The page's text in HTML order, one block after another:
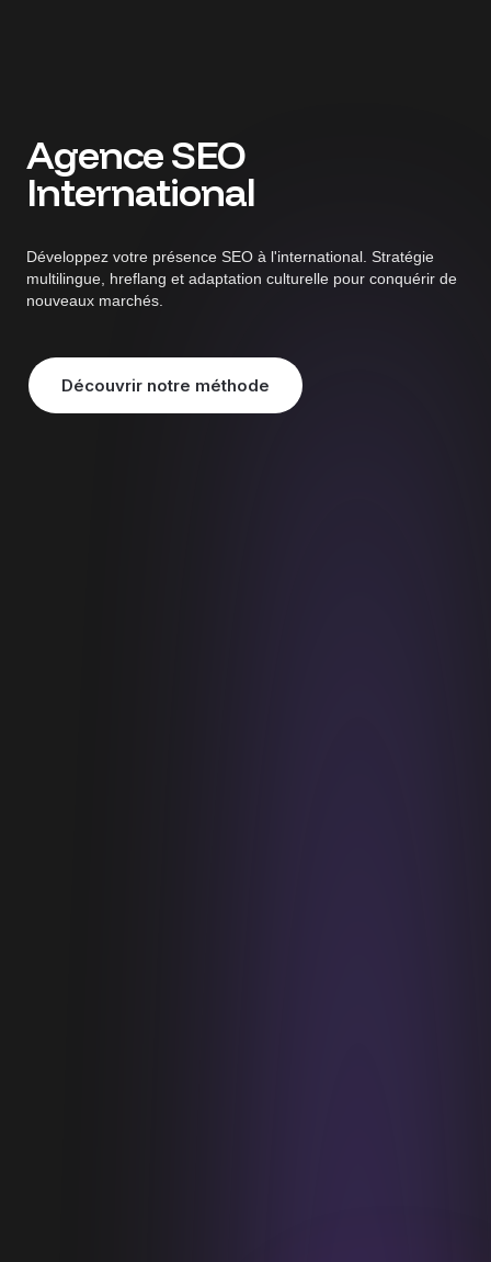
Agence SEO
International
Développez votre présence SEO à l'international. Stratégie
multilingue, hreflang et adaptation culturelle pour conquérir de
nouveaux marchés.
Découvrir notre méthode